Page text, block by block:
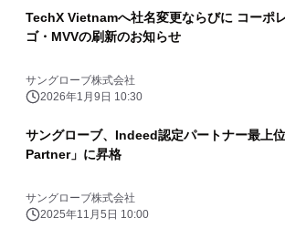
TechX Vietnamへ社名変更ならびに コーポ
ゴ・MVVの刷新のお知らせ
サングローブ株式会社
2026年1月9日 10:30
サングローブ、Indeed認定パートナー最上
Partner」に昇格
サングローブ株式会社
2025年11月5日 10:00